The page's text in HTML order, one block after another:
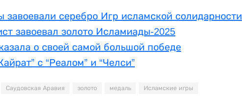
завоевали серебро Игр исламской солидарности
завоевал золото Исламиады-2025
о своей самой большой победе
с “Реалом” и “Челси”
Саудовская Аравия золото медаль Исламские игры